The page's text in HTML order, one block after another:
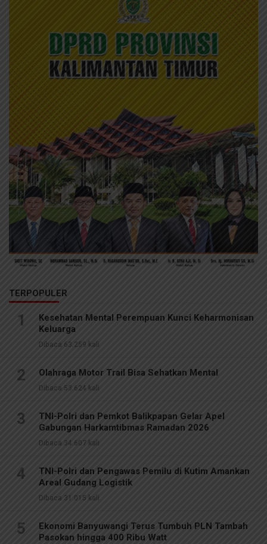
TERPOPULER
1
Kesehatan Mental Perempuan Kunci Keharmonisan
Keluarga
Dibaca 63.259 kali
2 Olahraga Motor Trail Bisa Sehatkan Mental
Dibaca 53.624 kali
3
TNI-Polri dan Pemkot Balikpapan Gelar Apel
Gabungan Harkamtibmas Ramadan 2026
Dibaca 34.607 kali
4
TNI-Polri dan Pengawas Pemilu di Kutim Amankan
Areal Gudang Logistik
Dibaca 31.015 kali
5
Ekonomi Banyuwangi Terus Tumbuh PLN Tambah
Pasokan hingga 400 Ribu Watt